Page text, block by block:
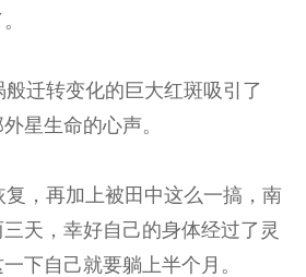
迁转变化的巨大红斑吸引了
星生命的心声。
，再加上被田中这么一搞，南
天，幸好自己的身体经过了灵
下自己就要躺上半个月。